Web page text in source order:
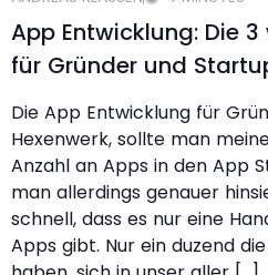
App Entwicklung: Die
für Gründer und
Die App Entwicklung für
Hexenwerk, sollte man
Anzahl an Apps in den App
man allerdings genauer
schnell, dass es nur eine
Apps gibt. Nur ein duzend